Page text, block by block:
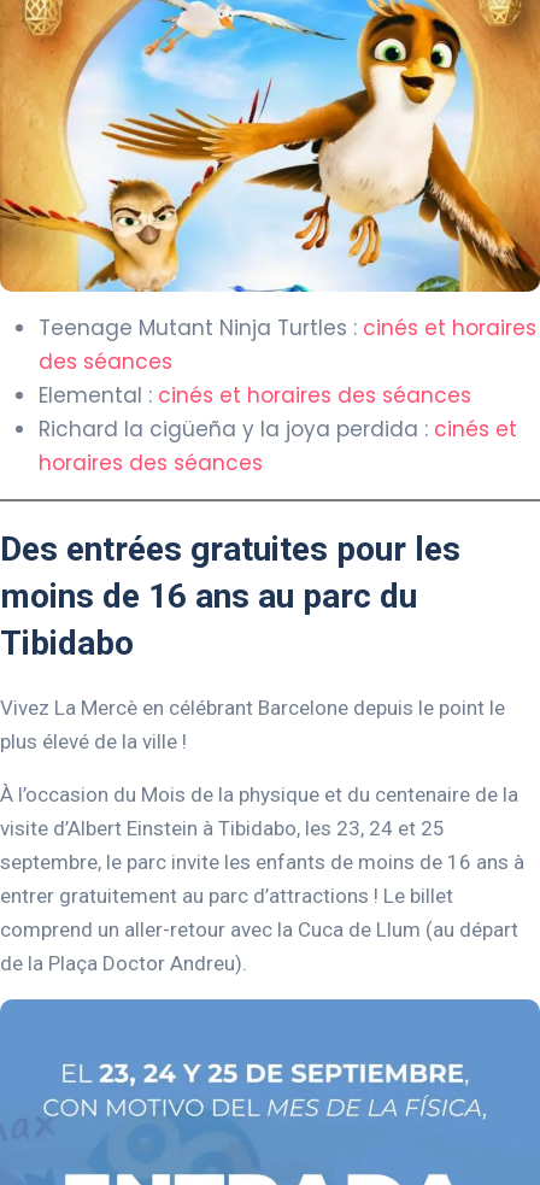
Teenage Mutant Ninja Turtles : cinés et horaires
des séances
Elemental : cinés et horaires des séances
Richard la cigüeña y la joya perdida : cinés et
horaires des séances
Des entrées gratuites pour les
moins de 16 ans au parc du
Tibidabo
Vivez La Mercè en célébrant Barcelone depuis le point le
plus élevé de la ville !
À l’occasion du Mois de la physique et du centenaire de la
visite d’Albert Einstein à Tibidabo, les 23, 24 et 25
septembre, le parc invite les enfants de moins de 16 ans à
entrer gratuitement au parc d’attractions ! Le billet
comprend un aller-retour avec la Cuca de Llum (au départ
de la Plaça Doctor Andreu).